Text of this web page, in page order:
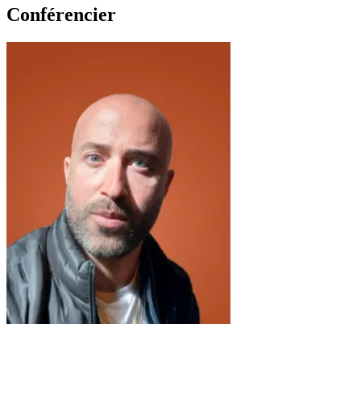
Conférencier